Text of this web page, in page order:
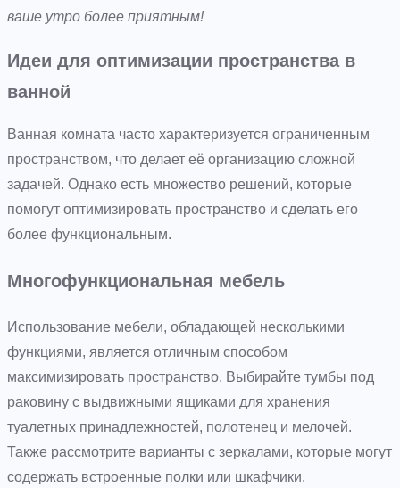
ваше утро более приятным!
Идеи для оптимизации пространства в
ванной
Ванная комната часто характеризуется ограниченным
пространством, что делает её организацию сложной
задачей. Однако есть множество решений, которые
помогут оптимизировать пространство и сделать его
более функциональным.
Многофункциональная мебель
Использование мебели, обладающей несколькими
функциями, является отличным способом
максимизировать пространство. Выбирайте тумбы под
раковину с выдвижными ящиками для хранения
туалетных принадлежностей, полотенец и мелочей.
Также рассмотрите варианты с зеркалами, которые могут
содержать встроенные полки или шкафчики.